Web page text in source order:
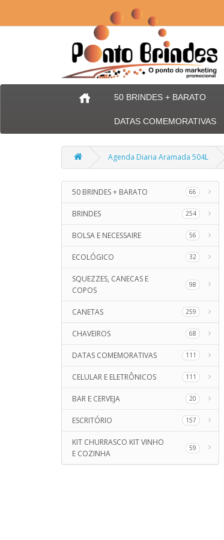
50 BRINDES + BARATO
DATAS COMEMORATIVAS
Agenda Diaria Aramada 504L
50 BRINDES + BARATO 66
BRINDES 254
BOLSA E NECESSAIRE 56
ECOLÓGICO 32
SQUEZZES, CANECAS E
COPOS
98
CANETAS 259
CHAVEIROS 68
DATAS COMEMORATIVAS 111
CELULAR E ELETRÔNICOS 111
BAR E CERVEJA 20
ESCRITÓRIO 157
KIT CHURRASCO KIT VINHO
E COZINHA
59